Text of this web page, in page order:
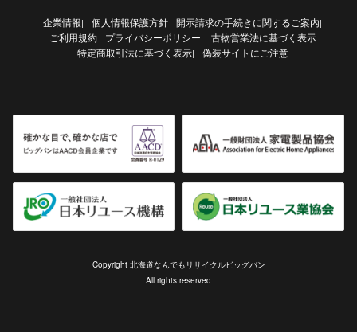
企業情報| 個人情報保護方針 開示請求の手続きに関するご案内|
ご利用規約 プライバシーポリシー|
古物営業法に基づく表示
特定商取引法に基づく表示| 偽装サイトにご注意
Copyright 北海道なんでもリサイクルビッグバン
All rights reserved